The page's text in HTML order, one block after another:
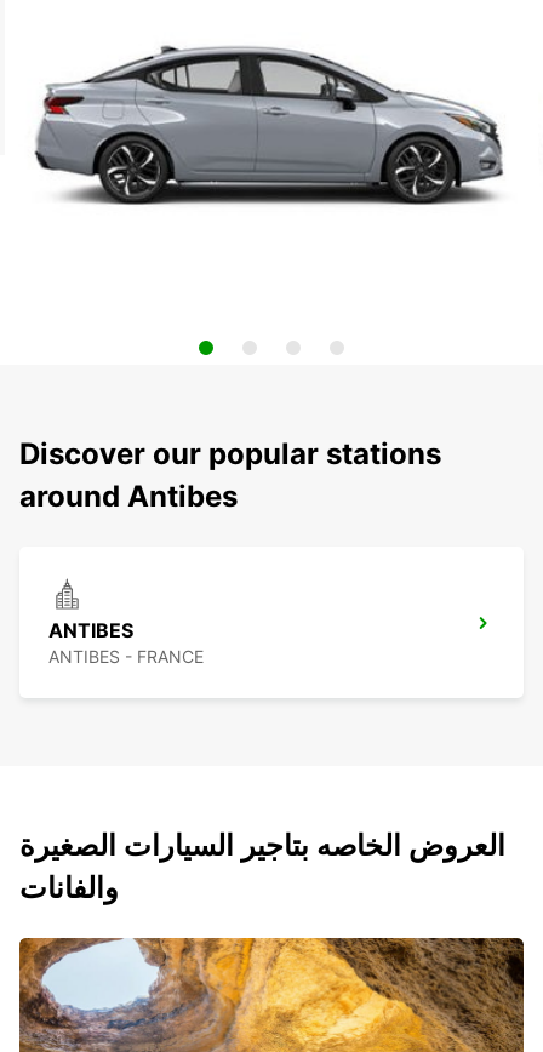
Discover our popular stations
around Antibes
ANTIBES
ANTIBES - FRANCE
العروض الخاصه بتاجير السيارات الصغيرة
والفانات